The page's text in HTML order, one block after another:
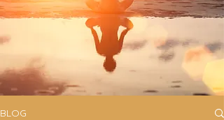
BLOG